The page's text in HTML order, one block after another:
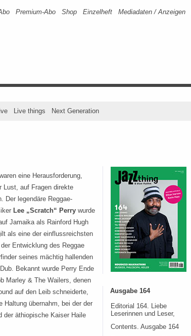
Premium-Abo Shop Einzelheft Mediadaten / Anzeigen
Live things Next Generation
eine Herausforderung,
Lust, auf Fragen direkte
Der legendäre Reggae-
Lee „Scratch“ Perry wurde
Jamaika als Rainford Hugh
als eine der einflussreichsten
Entwicklung des Reggae
seines mächtig hallenden
Bekannt wurde Perry Ende
Marley & The Wailers, denen
auf den Leib schneiderte,
Haltung übernahm, bei der der
der äthiopische Kaiser Haile
Ausgabe 164
Editorial 164. Liebe
Leserinnen und Leser,
Contents. Ausgabe 164